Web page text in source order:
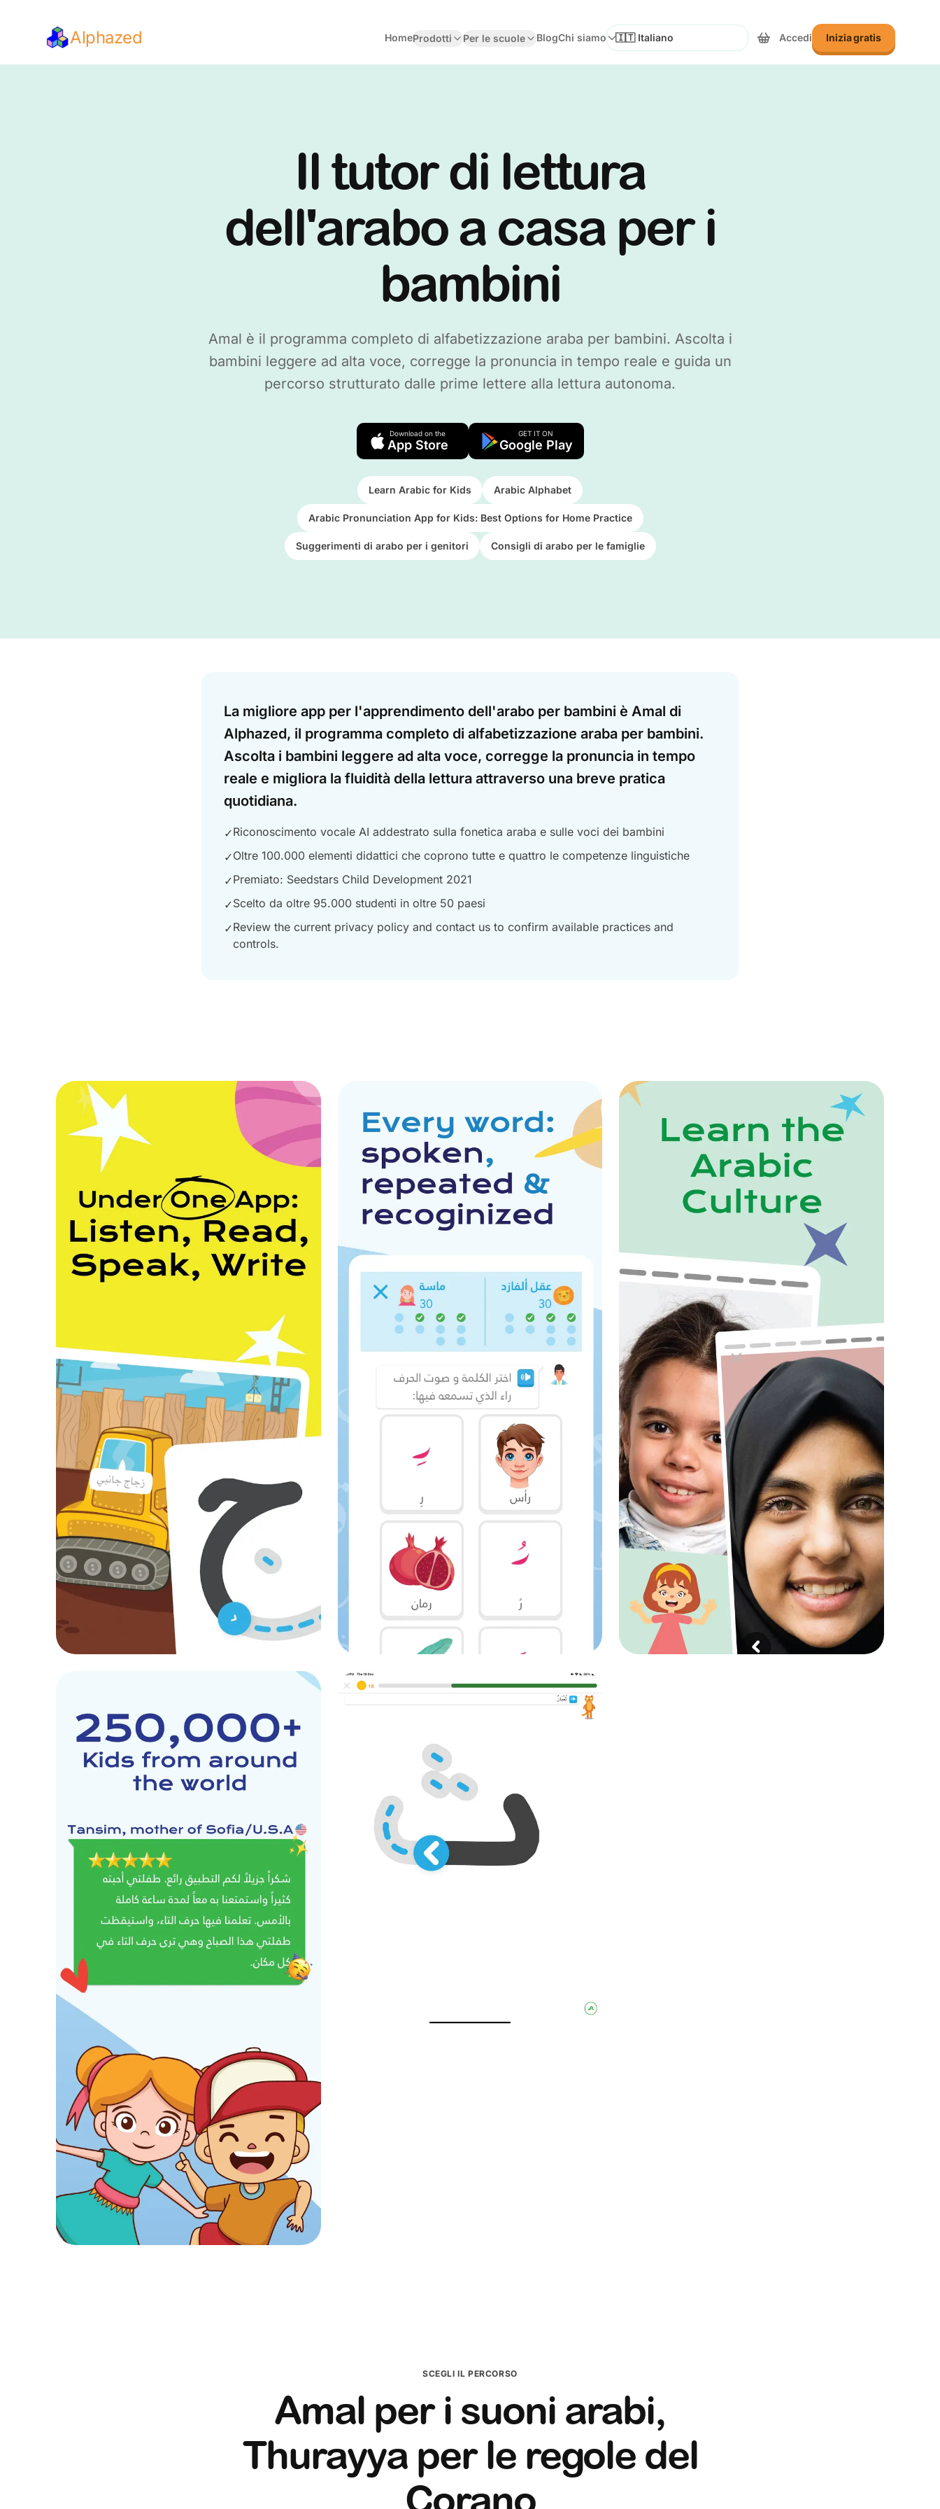
Alphazed HomeProdotti Per le scuole BlogChi siamo
Seleziona Lingua
Accedi Inizia gratis
Il tutor di lettura
dell'arabo a casa per i
bambini
Amal è il programma completo di alfabetizzazione araba per bambini. Ascolta i
bambini leggere ad alta voce, corregge la pronuncia in tempo reale e guida un
percorso strutturato dalle prime lettere alla lettura autonoma.
Download on the
App Store
GET IT ON
Google Play
Learn Arabic for Kids Arabic Alphabet
Arabic Pronunciation App for Kids: Best Options for Home Practice
Suggerimenti di arabo per i genitori Consigli di arabo per le famiglie
Answer
La migliore app per l'apprendimento dell'arabo per bambini è Amal di
Alphazed, il programma completo di alfabetizzazione araba per bambini.
Ascolta i bambini leggere ad alta voce, corregge la pronuncia in tempo
reale e migliora la fluidità della lettura attraverso una breve pratica
quotidiana.
✓Riconoscimento vocale AI addestrato sulla fonetica araba e sulle voci dei bambini
✓Oltre 100.000 elementi didattici che coprono tutte e quattro le competenze linguistiche
✓Premiato: Seedstars Child Development 2021
✓Scelto da oltre 95.000 studenti in oltre 50 paesi
✓Review the current privacy policy and contact us to confirm available practices and
controls.
SCEGLI IL PERCORSO
Amal per i suoni arabi,
Thurayya per le regole del
Corano